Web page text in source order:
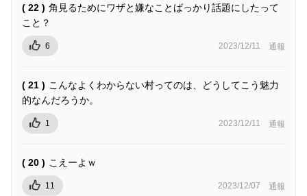
( 22 ) 角見るためにワザと嫌なことばっかり話題にしたって
こと？
6 2023/12/11 通報
( 21 ) こんなよくわからない村ってのは、どうしてこう魅力
的なんだろうか。
1 2023/12/11 通報
( 20 ) こえーよｗ
11 2023/12/07 通報